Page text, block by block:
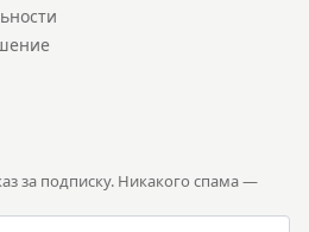
за подписку. Никакого спама —